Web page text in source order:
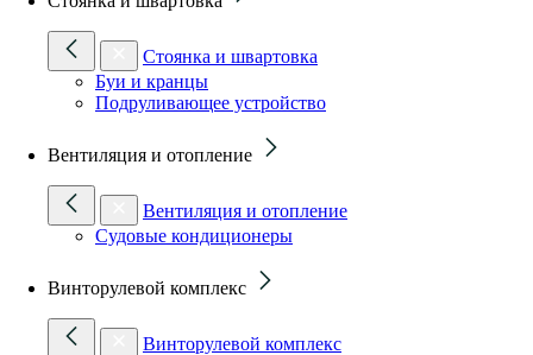
Стоянка и швартовка
Буи и кранцы
Подруливающее устройство
Вентиляция и отопление
Вентиляция и отопление
Судовые кондиционеры
Винторулевой комплекс
Винторулевой комплекс